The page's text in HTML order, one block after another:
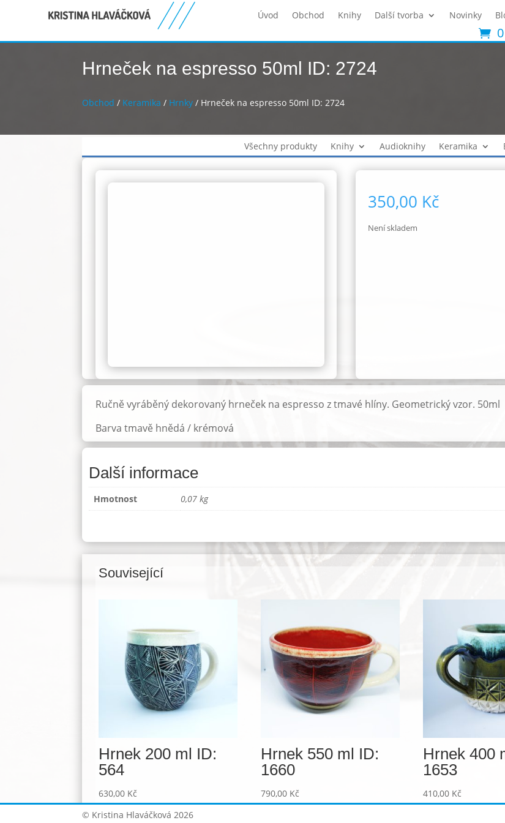
Úvod Obchod Knihy Další tvorba Novinky
Hrneček na espresso 50ml ID: 2724
Obchod / Keramika / Hrnky / Hrneček na espresso 50ml ID: 2724
Všechny produkty Knihy Audioknihy Keramika
350,00 Kč
Není skladem
Ručně vyráběný dekorovaný hrneček na espresso z tmavé hlíny. Geometrický vzor. 50ml
Barva tmavě hnědá / krémová
Další informace
Hmotnost 0,07 kg
Související
Hrnek 200 ml ID:
564
630,00 Kč
Hrnek 550 ml ID:
1660
790,00 Kč
Hrnek 400
1653
410,00 Kč
© Kristina Hlaváčková 2026